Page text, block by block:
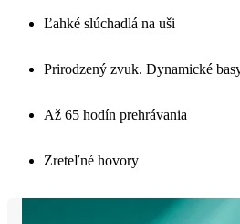
Ľahké slúchadlá na uši
Prirodzený zvuk. Dynamické
Až 65 hodín prehrávania
Zreteľné hovory